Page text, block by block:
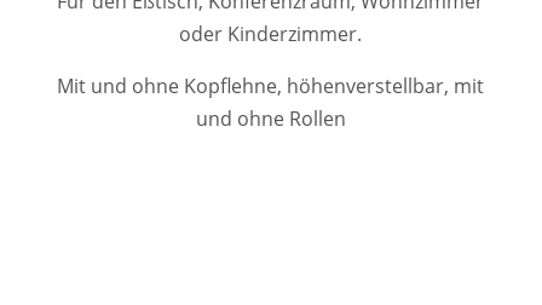
oder Kinderzimmer.
Mit und ohne Kopflehne, höhenverstellbar, mit
und ohne Rollen